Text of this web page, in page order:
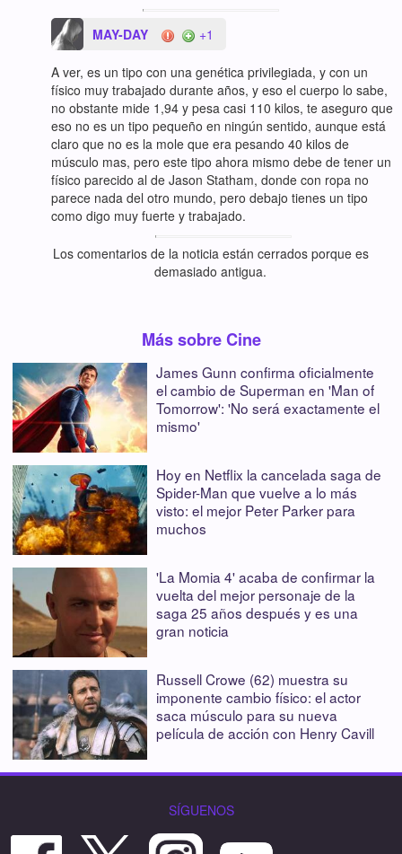
MAY-DAY +1
A ver, es un tipo con una genética privilegiada, y con un
físico muy trabajado durante años, y eso el cuerpo lo sabe,
no obstante mide 1,94 y pesa casi 110 kilos, te aseguro que
eso no es un tipo pequeño en ningún sentido, aunque está
claro que no es la mole que era pesando 40 kilos de
músculo mas, pero este tipo ahora mismo debe de tener un
físico parecido al de Jason Statham, donde con ropa no
parece nada del otro mundo, pero debajo tienes un tipo
como digo muy fuerte y trabajado.
Los comentarios de la noticia están cerrados porque es
demasiado antigua.
Más sobre Cine
James Gunn confirma oficialmente
el cambio de Superman en 'Man of
Tomorrow': 'No será exactamente el
mismo'
Hoy en Netflix la cancelada saga de
Spider-Man que vuelve a lo más
visto: el mejor Peter Parker para
muchos
'La Momia 4' acaba de confirmar la
vuelta del mejor personaje de la
saga 25 años después y es una
gran noticia
Russell Crowe (62) muestra su
imponente cambio físico: el actor
saca músculo para su nueva
película de acción con Henry Cavill
SÍGUENOS